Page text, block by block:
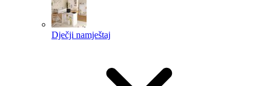
Dječji namještaj